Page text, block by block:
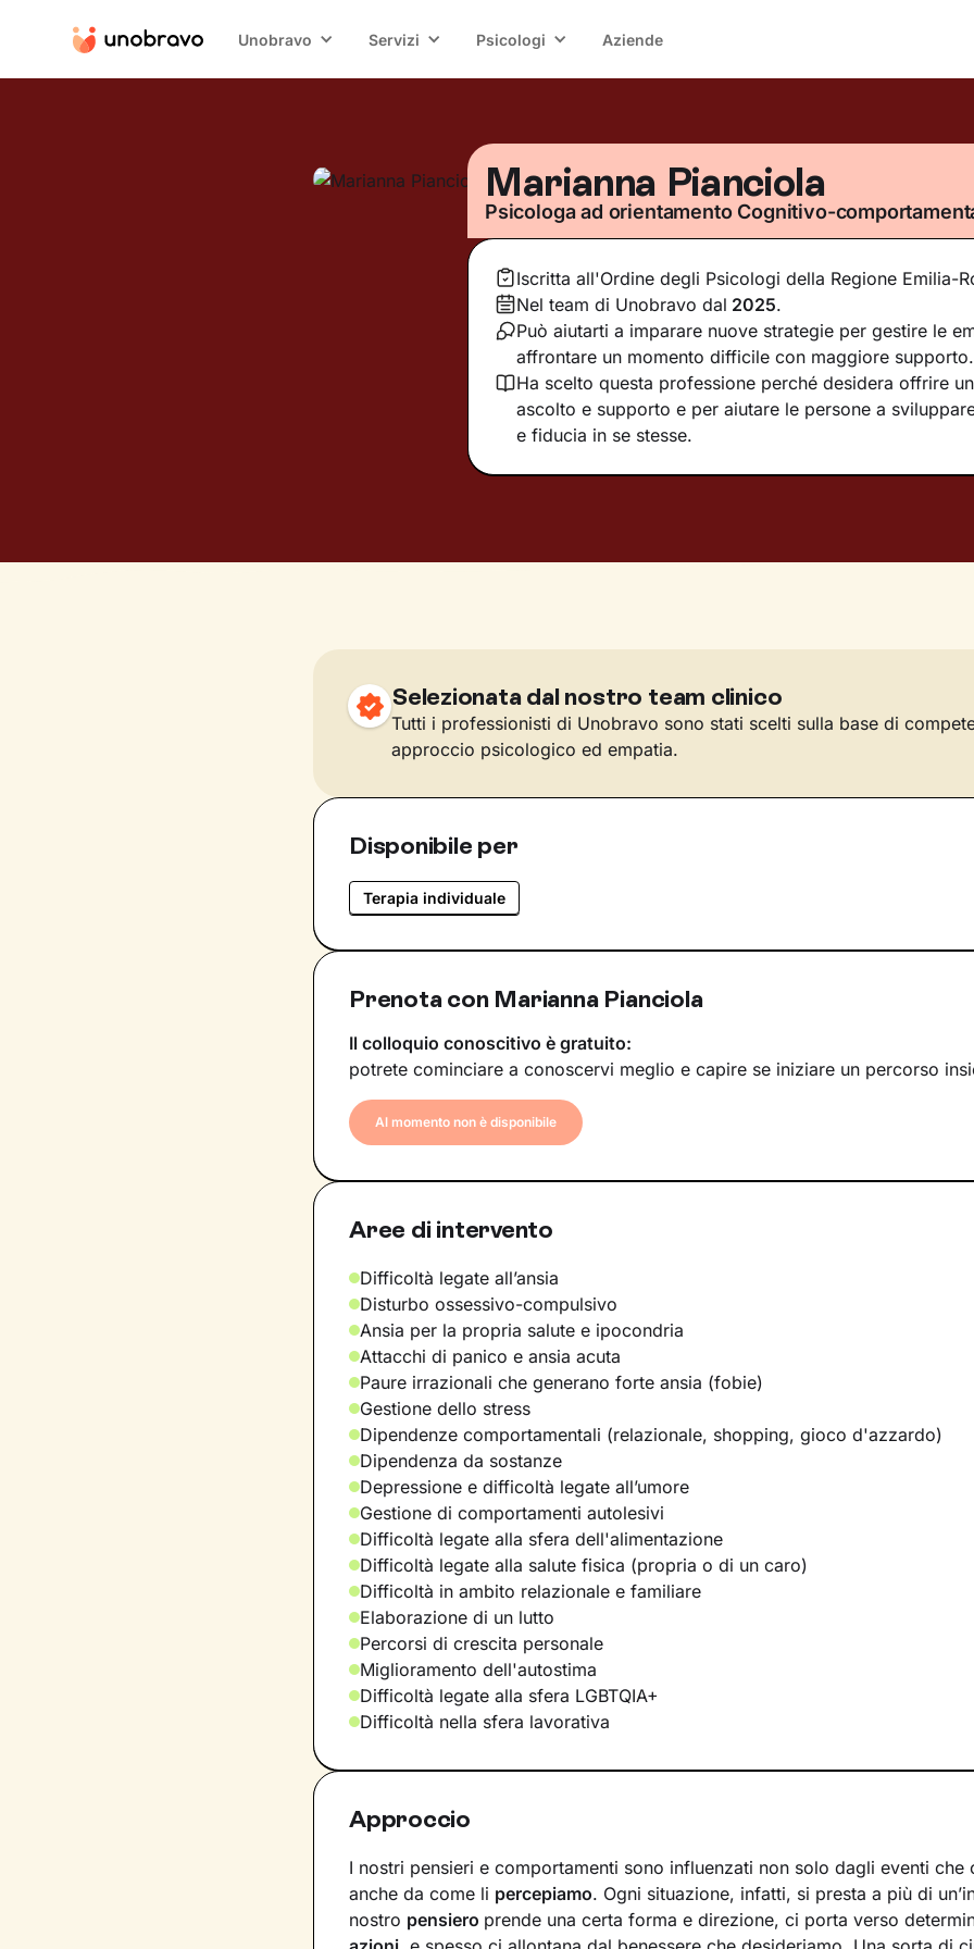
Unobravo Servizi Psicologi Aziende
Marianna Pianciola
Psicologa ad orientamento Cognitivo-
Iscritta all'Ordine degli Psicologi della Regione Emilia-
Nel team di Unobravo dal 2025.
Può aiutarti a imparare nuove strategie per gestire le
affrontare un momento difficile con maggiore supporto.
Ha scelto questa professione perché desidera offrire
ascolto e supporto e per aiutare le persone a
e fiducia in se stesse.
Selezionata dal nostro team clinico
Tutti i professionisti di Unobravo sono stati scelti sulla base di
approccio psicologico ed empatia.
Disponibile per
Terapia individuale
Prenota con Marianna Pianciola
Il colloquio conoscitivo è gratuito:
potrete cominciare a conoscervi meglio e capire se iniziare un percorso
Al momento non è disponibile
Aree di intervento
Difficoltà legate all’ansia
Disturbo ossessivo-compulsivo
Ansia per la propria salute e ipocondria
Attacchi di panico e ansia acuta
Paure irrazionali che generano forte ansia (fobie)
Gestione dello stress
Dipendenze comportamentali (relazionale, shopping, gioco d'azzardo)
Dipendenza da sostanze
Depressione e difficoltà legate all’umore
Gestione di comportamenti autolesivi
Difficoltà legate alla sfera dell'alimentazione
Difficoltà legate alla salute fisica (propria o di un caro)
Difficoltà in ambito relazionale e familiare
Elaborazione di un lutto
Percorsi di crescita personale
Miglioramento dell'autostima
Difficoltà legate alla sfera LGBTQIA+
Difficoltà nella sfera lavorativa
Approccio
I nostri pensieri e comportamenti sono influenzati non solo dagli eventi che
anche da come li percepiamo. Ogni situazione, infatti, si presta a più di
nostro pensiero prende una certa forma e direzione, ci porta verso